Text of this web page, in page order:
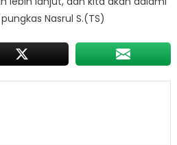
Nasrul S.(TS)